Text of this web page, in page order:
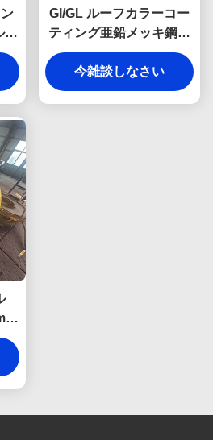
ウ
GI/GL ルーフカラーコー
ティング亜鉛メッキ鋼コ
イル 熱間浸漬 0.12mm-
4mm
今雑談しなさい